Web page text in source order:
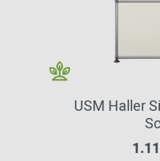
USM Haller